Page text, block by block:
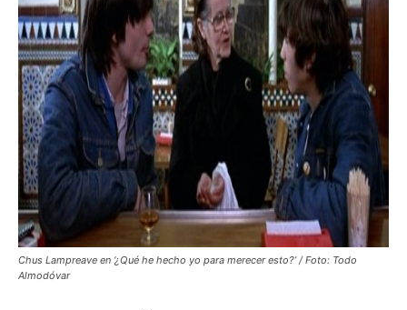
Chus Lampreave en ‘¿Qué he hecho yo para merecer esto?’ / Foto: Todo
Almodóvar